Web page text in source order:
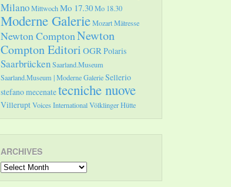
MilanoMittwochMo 17.30Mo 18.30
Moderne GalerieMozartMätresse
Newton ComptonNewton
Compton Editori OGRPolaris
SaarbrückenSaarland.Museum
Saarland.Museum | Moderne GalerieSellerio
stefano mecenatetecniche nuove
VilleruptVoices InternationalVölklinger Hütte
ARCHIVES
Archives